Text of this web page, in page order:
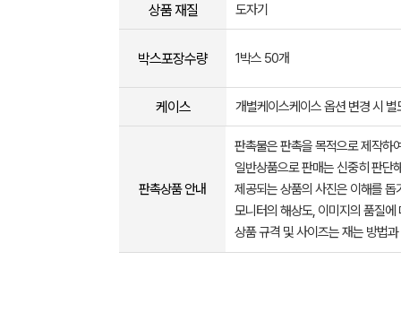
상품 재질 도자기
박스포장수량 1박스 50개
케이스 개별케이스케이스 옵션 변경 시 별
판촉상품 안내
판촉물은 판촉을 목적으로 제작하
일반상품으로 판매는 신중히 판단
제공되는 상품의 사진은 이해를
모니터의 해상도, 이미지의 품질
상품 규격 및 사이즈는 재는 방법